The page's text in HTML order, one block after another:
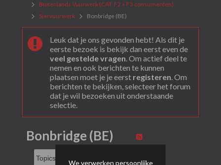
Buitenlands Vuurwerk (CAT. F2 + F3 consumenten)
Siervuurwerk
Bonbridge (BE)
Leuk dat je ons gevonden hebt! Als dit je
eerste bezoek is bekijk dan eerst even de
veel gestelde vragen. Om actief deel te
nemen en ook berichten te kunnen
plaatsen moet je je eerst registeren. Om
berichten te bekijken, selecteer het forum
dat je wil bezoeken uit onderstaande
selectie.
Bonbridge (BE)
We verwerken persoonlijke